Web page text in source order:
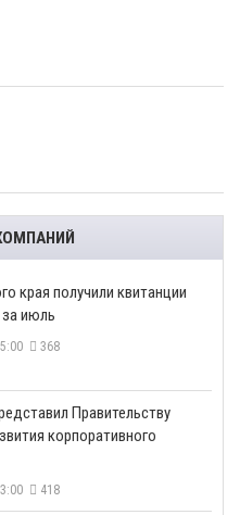
края получили квитанции
июль
368
Правительству
корпоративного
418